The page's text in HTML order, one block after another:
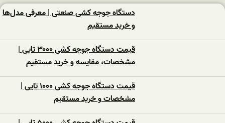
دستگاه جوجه کشی صنعتی | معرفی مدل‌ها
و خرید مستقیم
قیمت دستگاه جوجه کشی ۳۰۰۰ تایی |
مشخصات، مقایسه و خرید مستقیم
قیمت دستگاه جوجه کشی ۱۰۰۰ تایی |
مشخصات و خرید مستقیم